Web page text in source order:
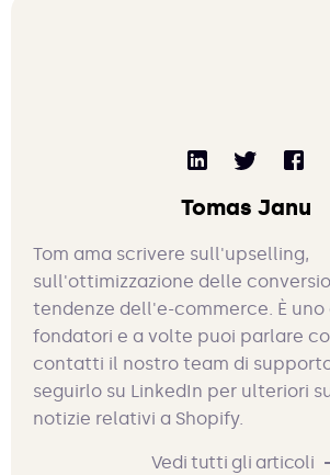
Tomas Janu
Tom ama scrivere sull'upselling,
sull'ottimizzazione delle
tendenze dell'e-commerce. È
fondatori e a volte puoi parlare
contatti il nostro team di
seguirlo su LinkedIn per ulteriori
notizie relativi a Shopify.
Vedi tutti gli articoli